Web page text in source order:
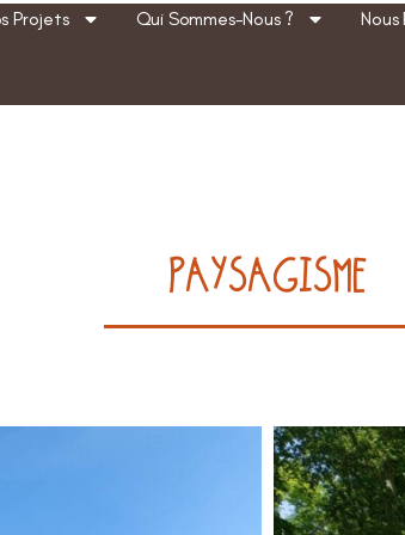
Projets Qui Sommes-Nous ? Nous
PAYSAGISME